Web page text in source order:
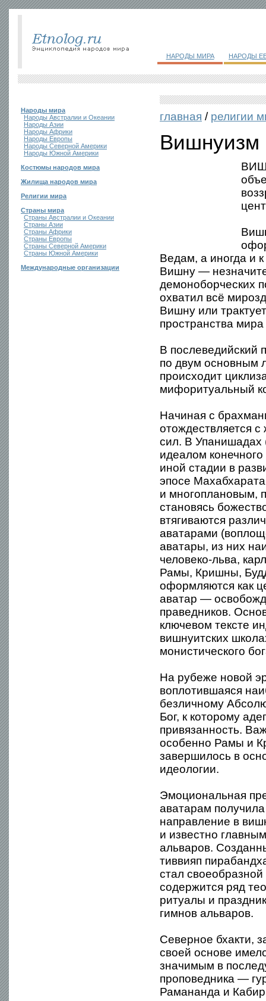
НАРОДЫ МИРА НАРОДЫ
Народы мира
Народы Австралии и Океании
Народы Азии
Народы Африки
Народы Европы
Народы Северной Америки
Народы Южной Америки
Костюмы народов мира
Жилища народов мира
Религии мира
Страны мира
Страны Австралии и Океании
Страны Азии
Страны Африки
Страны Европы
Страны Северной Америки
Страны Южной Америки
Международные организации
главная / религии
Вишнуизм
Ведам, а иногда и
Вишну —
демоноборческих
охватил всё
Вишну или
пространства
В послеведийский
по двум основным
происходит
мифоритуальный
Начиная с
отождествляется
сил. В Упанишадах
идеалом
иной стадии в
эпосе
и многоплановым,
становясь
втягиваются
аватарами
аватары, из них
человеко-льва,
Рамы, Кришны,
оформляются как
аватар —
праведников.
ключевом тексте
вишнуитских
монистического
На рубеже новой
воплотившаяся
безличному
Бог, к которому
привязанность.
особенно Рамы и
завершилось в
идеологии.
Эмоциональная
аватарам
направление в
и известно
альваров.
тиввияп
стал
содержится ряд
ритуалы и
гимнов альваров.
Северное бхакти,
своей основе
значимым в
проповедника —
Рамананда и Кабир